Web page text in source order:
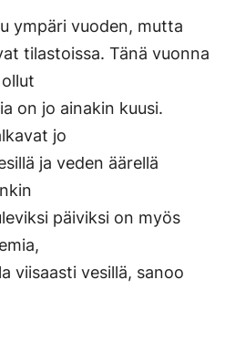
ympäri vuoden, mutta
tilastoissa. Tänä vuonna
on jo ainakin kuusi.
jo
ja veden äärellä
päiviksi on myös
viisaasti vesillä, sanoo